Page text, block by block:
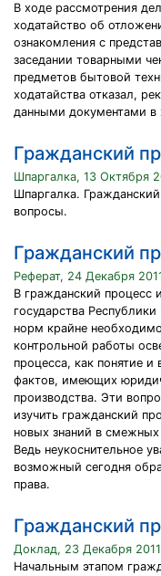
В ходе рассмотрения
ходатайство об
ознакомления с
заседании товарными
предметов бытовой
ходатайства отказал,
данными документами в
Гражданский
Шпаргалка, 13 Октября
Шпаргалка.
вопросы.
Гражданский
Реферат, 24 Декабря
В гражданский процесс
государства
норм крайне
контрольной работы
процесса, как понятие
фактов, имеющих
производства. Эти
изучить гражданский
новых знаний в смежных
Ведь неукоснительное
возможный сегодня
права.
Гражданский
Доклад, 23 Декабря 2011
Начальным этапом